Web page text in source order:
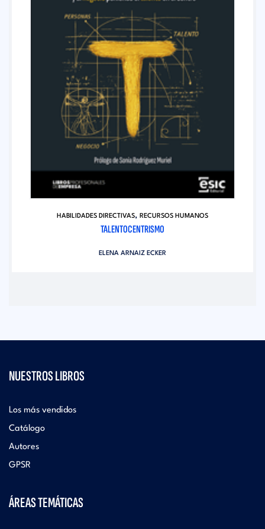
HABILIDADES DIRECTIVAS, RECURSOS HUMANOS
TALENTOCENTRISMO
ELENA ARNAIZ ECKER
NUESTROS LIBROS
Los más vendidos
Catálogo
Autores
GPSR
ÁREAS TEMÁTICAS